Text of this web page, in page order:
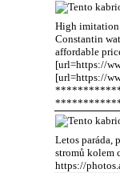
High imitation
Constantin
affordable
[url=https://
[url=https://
Letos paráda,
stromů kolem
https://